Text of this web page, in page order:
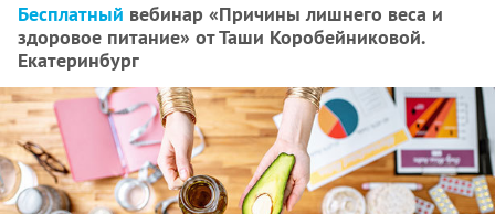
Бесплатный вебинар «Причины лишнего веса и
здоровое питание» от Таши Коробейниковой.
Екатеринбург